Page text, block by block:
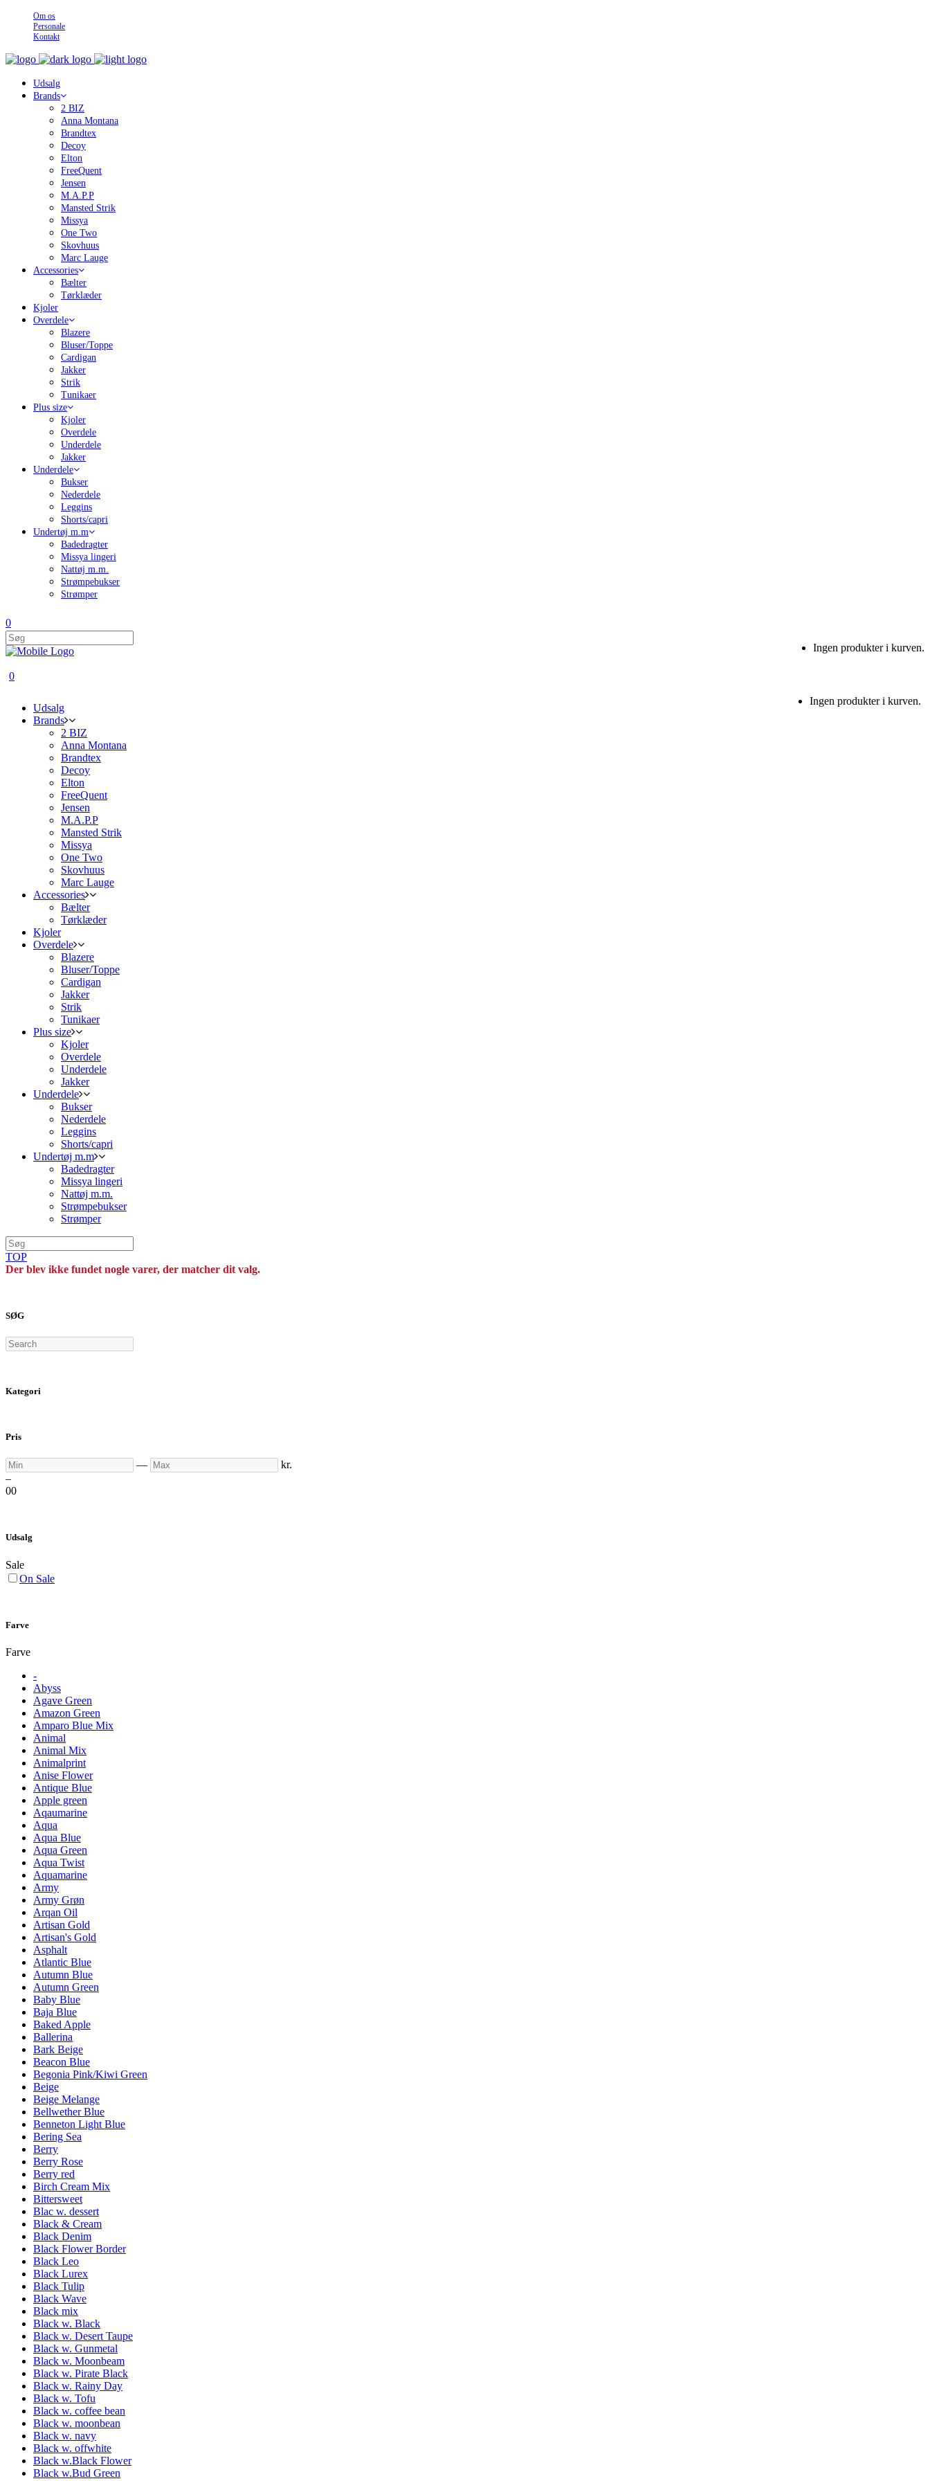
Om os
Personale
Kontakt
Udsalg
Brands
2 BIZ
Anna Montana
Brandtex
Decoy
Elton
FreeQuent
Jensen
M.A.P.P
Mansted Strik
Missya
One Two
Skovhuus
Marc Lauge
Accessories
Bælter
Tørklæder
Kjoler
Overdele
Blazere
Bluser/Toppe
Cardigan
Jakker
Strik
Tunikaer
Plus size
Kjoler
Overdele
Underdele
Jakker
Underdele
Bukser
Nederdele
Leggins
Shorts/capri
Undertøj m.m
Badedragter
Missya lingeri
Nattøj m.m.
Strømpebukser
Strømper
0
Ingen produkter i kurven.
0
Ingen produkter i kurven.
Udsalg
Brands
2 BIZ
Anna Montana
Brandtex
Decoy
Elton
FreeQuent
Jensen
M.A.P.P
Mansted Strik
Missya
One Two
Skovhuus
Marc Lauge
Accessories
Bælter
Tørklæder
Kjoler
Overdele
Blazere
Bluser/Toppe
Cardigan
Jakker
Strik
Tunikaer
Plus size
Kjoler
Overdele
Underdele
Jakker
Underdele
Bukser
Nederdele
Leggins
Shorts/capri
Undertøj m.m
Badedragter
Missya lingeri
Nattøj m.m.
Strømpebukser
Strømper
TOP
Der blev ikke fundet nogle varer, der matcher dit valg.
SØG
Search
Kategori
Pris
Min — Max
kr.
–
00
Udsalg
Sale
On Sale
Farve
Farve
-
Abyss
Agave Green
Amazon Green
Amparo Blue Mix
Animal
Animal Mix
Animalprint
Anise Flower
Antique Blue
Apple green
Aqaumarine
Aqua
Aqua Blue
Aqua Green
Aqua Twist
Aquamarine
Army
Army Grøn
Arqan Oil
Artisan Gold
Artisan's Gold
Asphalt
Atlantic Blue
Autumn Blue
Autumn Green
Baby Blue
Baja Blue
Baked Apple
Ballerina
Bark Beige
Beacon Blue
Begonia Pink/Kiwi Green
Beige
Beige Melange
Bellwether Blue
Benneton Light Blue
Bering Sea
Berry
Berry Rose
Berry red
Birch Cream Mix
Bittersweet
Blac w. dessert
Black & Cream
Black Denim
Black Flower Border
Black Leo
Black Lurex
Black Tulip
Black Wave
Black mix
Black w. Black
Black w. Desert Taupe
Black w. Gunmetal
Black w. Moonbeam
Black w. Pirate Black
Black w. Rainy Day
Black w. Tofu
Black w. coffee bean
Black w. moonbean
Black w. navy
Black w. offwhite
Black w.Black Flower
Black w.Bud Green